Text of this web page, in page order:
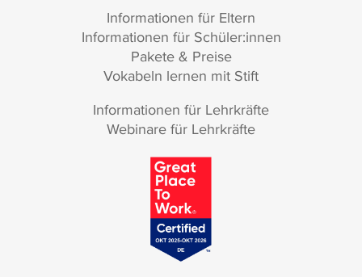
Informationen für Eltern
Informationen für Schüler:innen
Pakete & Preise
Vokabeln lernen mit Stift
Informationen für Lehrkräfte
Webinare für Lehrkräfte